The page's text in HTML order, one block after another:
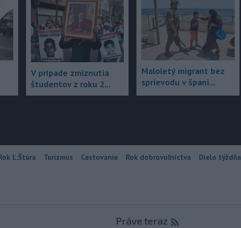
V prípade zmiznutia
študentov z roku 2...
Maloletý migrant bez
sprievodu v špani...
Ľ.Štúra Turizmus Cestovanie Rok dobrovoľníctva Dielo týždňa
Práve teraz